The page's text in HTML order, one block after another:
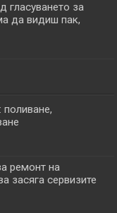
гласуването за
да видиш пак,
ремонт на
засяга сервизите